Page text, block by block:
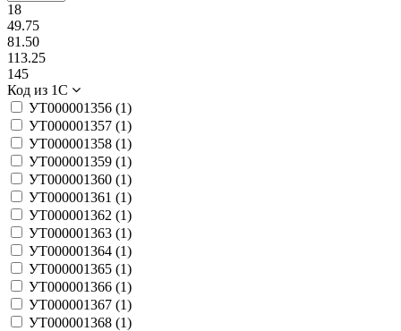
18
49.75
81.50
113.25
145
Код из 1С
УТ000001356 (1)
УТ000001357 (1)
УТ000001358 (1)
УТ000001359 (1)
УТ000001360 (1)
УТ000001361 (1)
УТ000001362 (1)
УТ000001363 (1)
УТ000001364 (1)
УТ000001365 (1)
УТ000001366 (1)
УТ000001367 (1)
УТ000001368 (1)